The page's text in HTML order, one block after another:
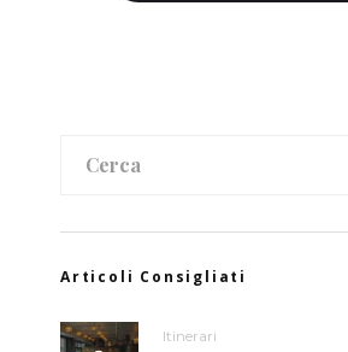
Articoli Consigliati
Itinerari